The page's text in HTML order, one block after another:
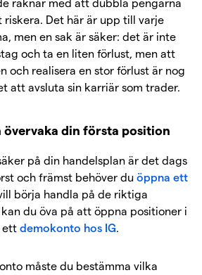
räknar med att dubbla pengarna
riskera. Det här är upp till varje
men en sak är säker: det är inte
och ta en liten förlust, men att
och realisera en stor förlust är nog
att avsluta sin karriär som trader.
övervaka din första position
på din handelsplan är det dags
och främst behöver du öppna ett
börja handla på de riktiga
du öva på att öppna positioner i
ett demokonto hos IG.
måste du bestämma vilka